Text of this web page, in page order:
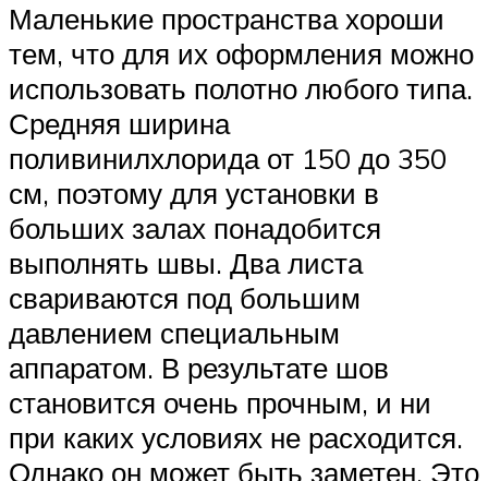
Маленькие пространства хороши
тем, что для их оформления можно
использовать полотно любого типа.
Средняя ширина
поливинилхлорида от 150 до 350
см, поэтому для установки в
больших залах понадобится
выполнять швы. Два листа
свариваются под большим
давлением специальным
аппаратом. В результате шов
становится очень прочным, и ни
при каких условиях не расходится.
Однако он может быть заметен. Это